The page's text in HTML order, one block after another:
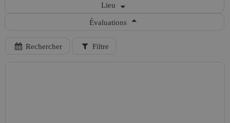
Lieu
Évaluations
Rechercher Filtre